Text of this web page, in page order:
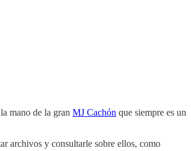
mano de la gran MJ Cachón que siempre es un
archivos y consultarle sobre ellos, como